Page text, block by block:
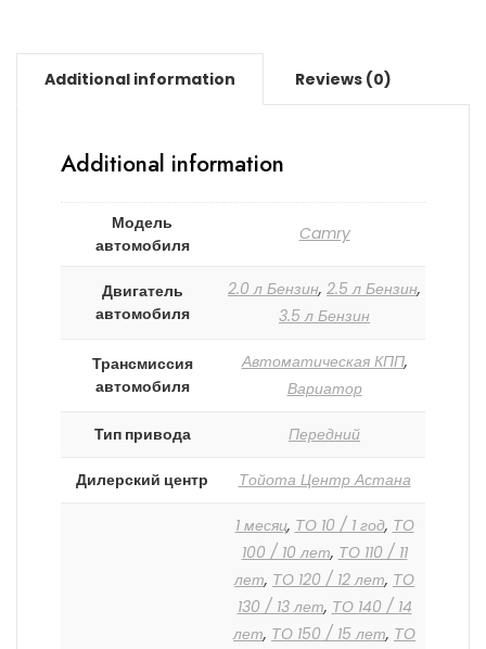
Additional information Reviews (0)
Additional information
Модель
автомобиля
Camry
Двигатель
автомобиля
2.0 л Бензин, 2.5 л Бензин,
3.5 л Бензин
Трансмиссия
автомобиля
Автоматическая КПП,
Вариатор
Тип привода Передний
Дилерский центр Тойота Центр Астана
1 месяц, ТО 10 / 1 год, ТО
100 / 10 лет, ТО 110 / 11
лет, ТО 120 / 12 лет, ТО
130 / 13 лет, ТО 140 / 14
лет, ТО 150 / 15 лет, ТО